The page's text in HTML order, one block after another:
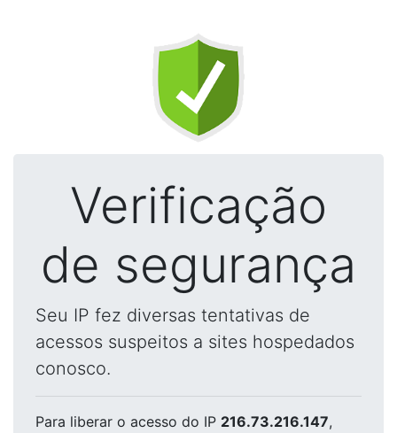
Verificação
de segurança
Seu IP fez diversas tentativas de
acessos suspeitos a sites hospedados
conosco.
Para liberar o acesso do IP 216.73.216.147,